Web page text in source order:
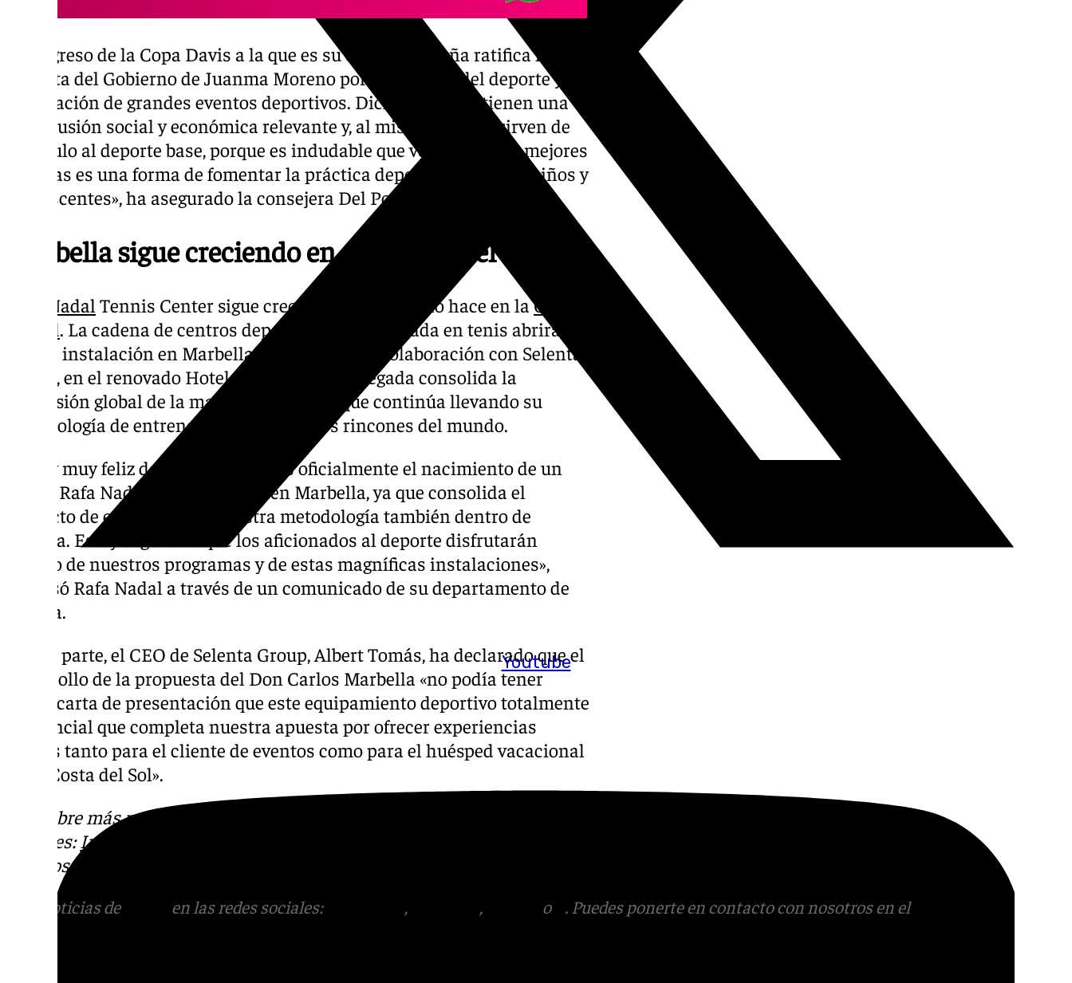
Youtube
«El regreso de la Copa Davis a la que es su casa en España ratifica la
apuesta del Gobierno de Juanma Moreno por el fomento del deporte y la
celebración de grandes eventos deportivos. Dichos torneos tienen una
repercusión social y económica relevante y, al mismo tiempo, sirven de
estímulo al deporte base, porque es indudable que ver jugar a los mejores
tenistas es una forma de fomentar la práctica deportiva entre los niños y
adolescentes», ha asegurado la consejera Del Pozo.
Marbella sigue creciendo en el mundo del tenis
Rafa Nadal Tennis Center sigue creciendo, y esta vez lo hace en laCosta
del Sol. La cadena de centros deportivos especializada en tenis abrirá su
cuarta instalación en Marbella este verano, en colaboración con Selenta
Group, en el renovado Hotel Don Carlos. Su llegada consolida la
expansión global de la marca Rafa Nadal, que continúa llevando su
metodología de entrenamiento a diversos rincones del mundo.
«Estoy muy feliz de que anunciemos oficialmente el nacimiento de un
nuevo Rafa Nadal Tennis Center en Marbella, ya que consolida el
proyecto de expansión de nuestra metodología también dentro de
España. Estoy seguro de que los aficionados al deporte disfrutarán
mucho de nuestros programas y de estas magníficas instalaciones»,
expresó Rafa Nadal a través de un comunicado de su departamento de
prensa.
Por su parte, el CEO de Selenta Group, Albert Tomás, ha declarado que el
desarrollo de la propuesta del Don Carlos Marbella «no podía tener
mejor carta de presentación que este equipamiento deportivo totalmente
diferencial que completa nuestra apuesta por ofrecer experiencias
únicas tanto para el cliente de eventos como para el huésped vacacional
de la Costa del Sol».
Descubre más noticias de
sociales:Instagram
con nosotros en el correo
Más noticias de en las redes sociales: , , o
. Puedes ponerte en contacto con nosotros en el